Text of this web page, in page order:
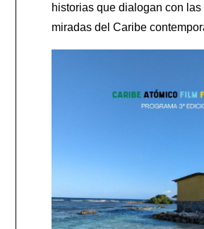
historias que dialogan con
miradas del Caribe